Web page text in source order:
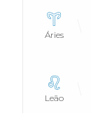
Áries
Leão